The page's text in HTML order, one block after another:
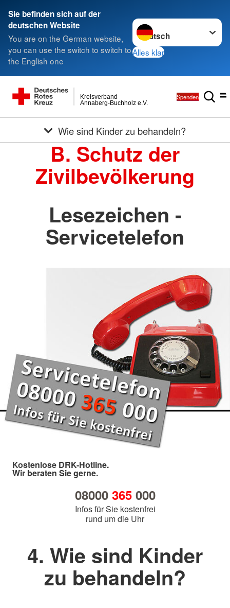
Sie befinden sich auf der
deutschen Website
You are on the German website,
you can use the switch to switch to
the English one
Sprache wechseln zu
Alles klar
Annaberg-Buchholz e.V.
Kreisverband Spenden
Wie sind Kinder zu behandeln?
B. Schutz der
Zivilbevölkerung
Lesezeichen -
Servicetelefon
Kostenlose DRK-Hotline.
Wir beraten Sie gerne.
08000 365000
Infos für Sie kostenfrei
rund um die Uhr
4. Wie sind Kinder
zu behandeln?